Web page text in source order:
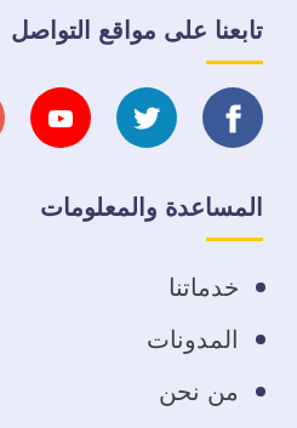
تابعنا على مواقع التواصل
تابعنا
على
فيسبوك
تابعنا
على
تابعنا
المساعدة والمعلومات
خدماتنا
المدونات
من نحن